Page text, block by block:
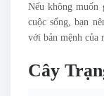
Nếu không muốn
cuộc sống, bạn
với bản mệnh của
Cây